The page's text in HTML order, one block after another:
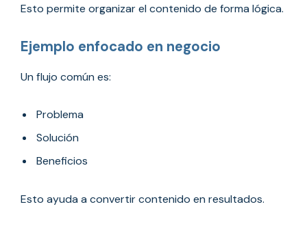
Esto permite organizar el contenido de forma lógica.
Ejemplo enfocado en negocio
Un flujo común es:
Problema
Solución
Beneficios
Esto ayuda a convertir contenido en resultados.